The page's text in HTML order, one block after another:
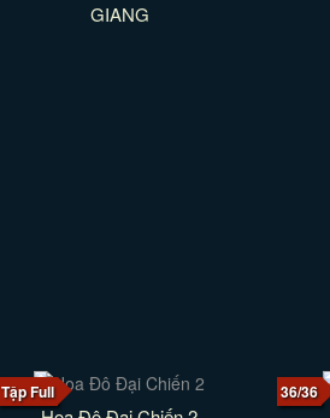
GIANG
Tập Full 36/36